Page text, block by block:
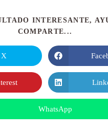
INTERESANTE,
COMPARTE...
X
WhatsApp